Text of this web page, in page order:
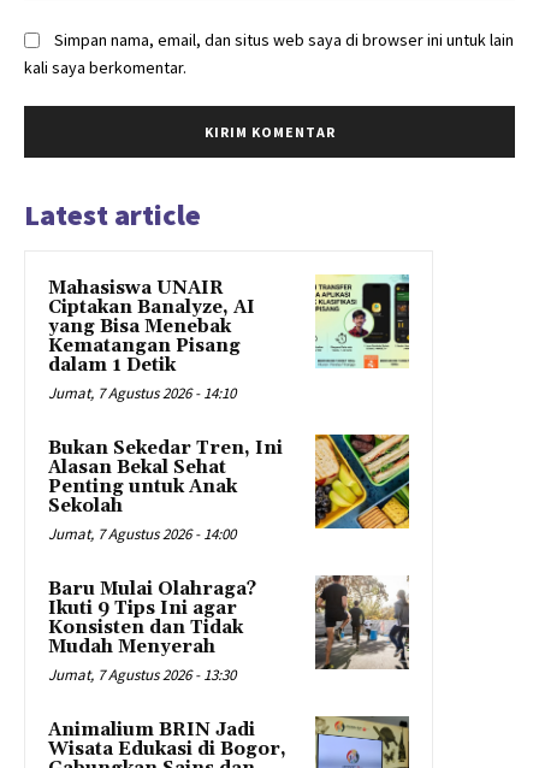
Simpan nama, email, dan situs web saya di browser ini untuk lain
kali saya berkomentar.
Latest article
Mahasiswa UNAIR
Ciptakan Banalyze, AI
yang Bisa Menebak
Kematangan Pisang
dalam 1 Detik
Jumat, 7 Agustus 2026 - 14:10
Bukan Sekedar Tren, Ini
Alasan Bekal Sehat
Penting untuk Anak
Sekolah
Jumat, 7 Agustus 2026 - 14:00
Baru Mulai Olahraga?
Ikuti 9 Tips Ini agar
Konsisten dan Tidak
Mudah Menyerah
Jumat, 7 Agustus 2026 - 13:30
Animalium BRIN Jadi
Wisata Edukasi di Bogor,